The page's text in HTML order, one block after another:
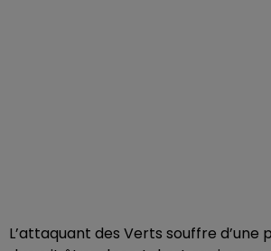
L’attaquant des Verts souffre d’une